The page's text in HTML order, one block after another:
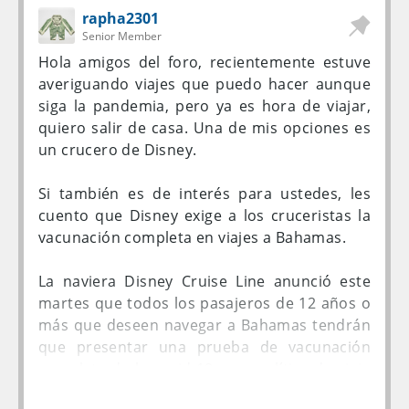
rapha2301
Senior Member
Hola amigos del foro, recientemente estuve
averiguando viajes que puedo hacer aunque
siga la pandemia, pero ya es hora de viajar,
quiero salir de casa. Una de mis opciones es
un crucero de Disney.
Si también es de interés para ustedes, les
cuento que Disney exige a los cruceristas la
vacunación completa en viajes a Bahamas.
La naviera Disney Cruise Line anunció este
martes que todos los pasajeros de 12 años o
más que deseen navegar a Bahamas tendrán
que presentar una prueba de vacunación